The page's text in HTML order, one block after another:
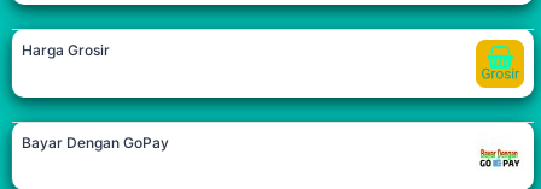
Harga Grosir
Bayar Dengan GoPay